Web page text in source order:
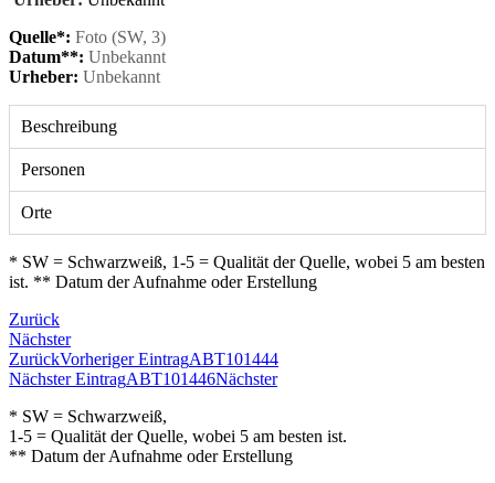
Quelle*: Foto (SW, 3)
Datum**: Unbekannt
Urheber: Unbekannt
Beschreibung
Personen
Orte
* SW = Schwarzweiß, 1-5 = Qualität der Quelle, wobei 5 am besten
ist. ** Datum der Aufnahme oder Erstellung
Zurück
Nächster
ZurückVorheriger EintragABT101444
Nächster EintragABT101446Nächster
* SW = Schwarzweiß,
1-5 = Qualität der Quelle, wobei 5 am besten ist.
** Datum der Aufnahme oder Erstellung